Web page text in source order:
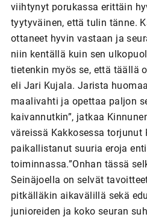
viihtynyt porukassa erittäin
tyytyväinen, että tulin tänne.
ottaneet hyvin vastaan ja
niin kentällä kuin sen
tietenkin myös se, että täällä
eli Jari Kujala. Jarista
maalivahti ja opettaa paljon
kaivannutkin”, jatkaa
väreissä Kakkosessa torjunut
paikallistanut suuria eroja
toiminnassa.”Onhan tässä
Seinäjoella on selvät
pitkälläkin aikavälillä sekä
junioreiden ja koko seuran